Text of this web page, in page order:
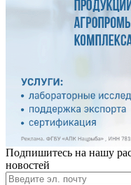
Подпишитесь на нашу
новостей